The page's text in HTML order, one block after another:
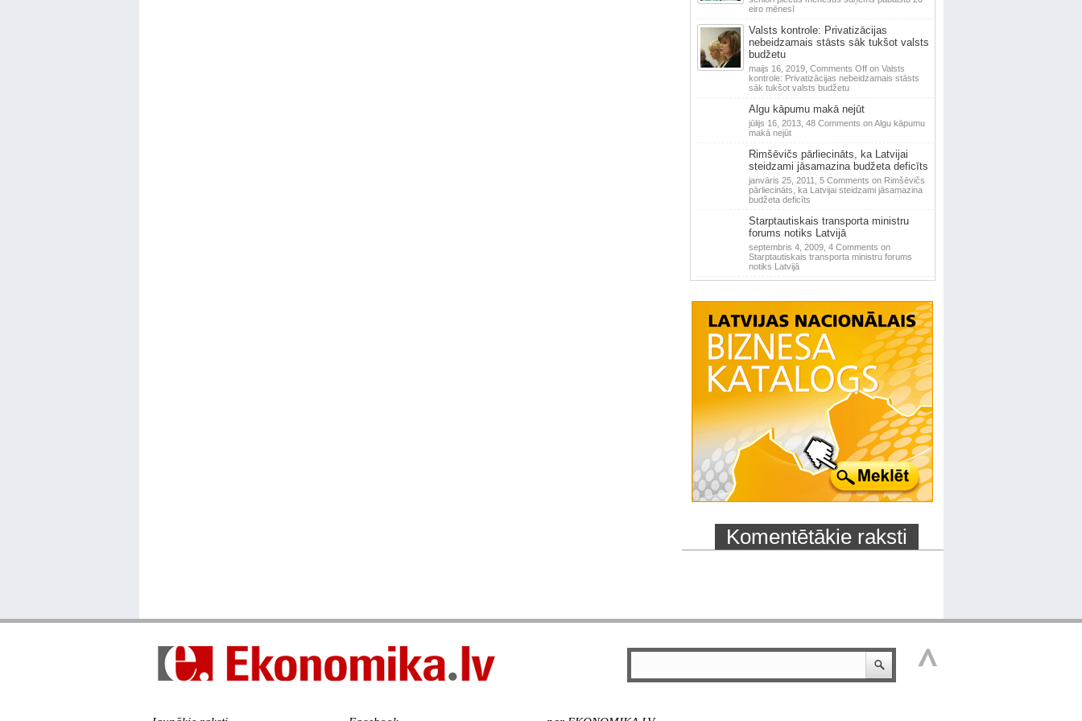
eiro mēnesī
Valsts kontrole: Privatizācijas
nebeidzamais stāsts sāk tukšot valsts
budžetu
maijs 16, 2019, Comments Offon Valsts
kontrole: Privatizācijas nebeidzamais stāsts
sāk tukšot valsts budžetu
Algu kāpumu makā nejūt
jūlijs 16, 2013, 48 Comments on Algu kāpumu
makā nejūt
Rimšēvičs pārliecināts, ka Latvijai
steidzami jāsamazina budžeta deficīts
janvāris 25, 2011, 5 Comments on Rimšēvičs
pārliecināts, ka Latvijai steidzami jāsamazina
budžeta deficīts
Starptautiskais transporta ministru
forums notiks Latvijā
septembris 4, 2009, 4 Comments on
Starptautiskais transporta ministru forums
notiks Latvijā
Komentētākie raksti